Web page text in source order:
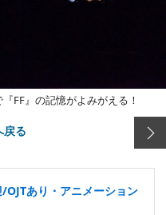
FF』の記憶がよみがえる！
戻る
OJTあり・アニメーション